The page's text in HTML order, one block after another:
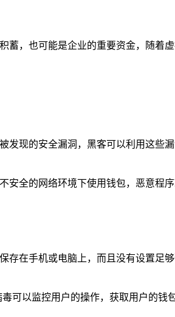
，也可能是企业的重要资金，随着虚
发现的安全漏洞，黑客可以利用这些
安全的网络环境下使用钱包，恶意程
存在手机或电脑上，而且没有设置足
可以监控用户的操作，获取用户的钱